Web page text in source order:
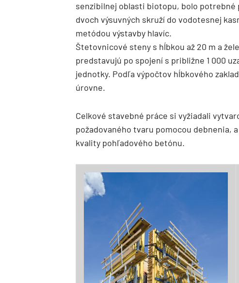
senzibilnej oblasti biotopu, bolo
dvoch výsuvných skruží do vodotesnej
metódou výstavby hlavíc.
Štetovnicové steny s hĺbkou až 20 m a
predstavujú po spojení s približne 1 000
jednotky. Podľa výpočtov hĺbkového
úrovne.
Celkové stavebné práce si vyžiadali
požadovaného tvaru pomocou debnenia,
kvality pohľadového betónu.